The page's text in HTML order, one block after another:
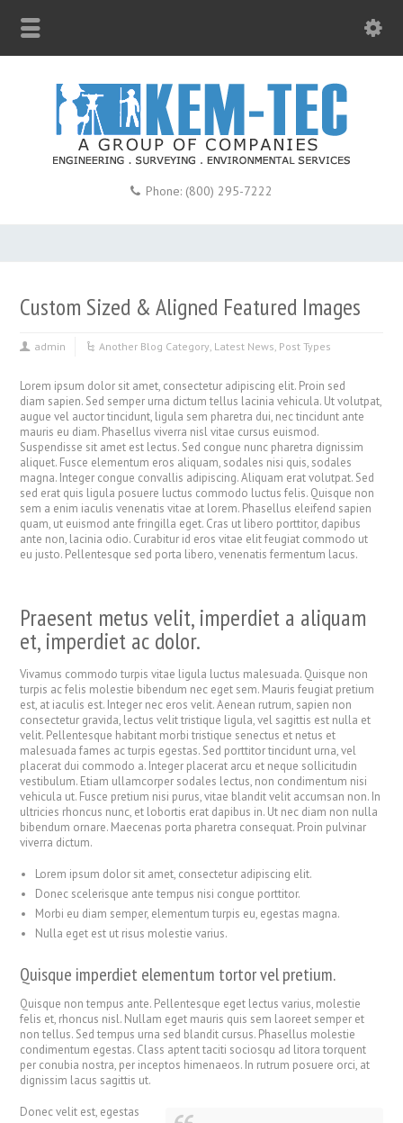
Phone: (800) 295-7222
Custom Sized & Aligned Featured Images
admin Another Blog Category, Latest News, Post Types
Lorem ipsum dolor sit amet, consectetur adipiscing elit. Proin sed
diam sapien. Sed semper urna dictum tellus lacinia vehicula. Ut volutpat,
augue vel auctor tincidunt, ligula sem pharetra dui, nec tincidunt ante
mauris eu diam. Phasellus viverra nisl vitae cursus euismod.
Suspendisse sit amet est lectus. Sed congue nunc pharetra dignissim
aliquet. Fusce elementum eros aliquam, sodales nisi quis, sodales
magna. Integer congue convallis adipiscing. Aliquam erat volutpat. Sed
sed erat quis ligula posuere luctus commodo luctus felis. Quisque non
sem a enim iaculis venenatis vitae at lorem. Phasellus eleifend sapien
quam, ut euismod ante fringilla eget. Cras ut libero porttitor, dapibus
ante non, lacinia odio. Curabitur id eros vitae elit feugiat commodo ut
eu justo. Pellentesque sed porta libero, venenatis fermentum lacus.
Praesent metus velit, imperdiet a aliquam
et, imperdiet ac dolor.
Vivamus commodo turpis vitae ligula luctus malesuada. Quisque non
turpis ac felis molestie bibendum nec eget sem. Mauris feugiat pretium
est, at iaculis est. Integer nec eros velit. Aenean rutrum, sapien non
consectetur gravida, lectus velit tristique ligula, vel sagittis est nulla et
velit. Pellentesque habitant morbi tristique senectus et netus et
malesuada fames ac turpis egestas. Sed porttitor tincidunt urna, vel
placerat dui commodo a. Integer placerat arcu et neque sollicitudin
vestibulum. Etiam ullamcorper sodales lectus, non condimentum nisi
vehicula ut. Fusce pretium nisi purus, vitae blandit velit accumsan non. In
ultricies rhoncus nunc, et lobortis erat dapibus in. Ut nec diam non nulla
bibendum ornare. Maecenas porta pharetra consequat. Proin pulvinar
viverra dictum.
Lorem ipsum dolor sit amet, consectetur adipiscing elit.
Donec scelerisque ante tempus nisi congue porttitor.
Morbi eu diam semper, elementum turpis eu, egestas magna.
Nulla eget est ut risus molestie varius.
Quisque imperdiet elementum tortor vel pretium.
Quisque non tempus ante. Pellentesque eget lectus varius, molestie
felis et, rhoncus nisl. Nullam eget mauris quis sem laoreet semper et
non tellus. Sed tempus urna sed blandit cursus. Phasellus molestie
condimentum egestas. Class aptent taciti sociosqu ad litora torquent
per conubia nostra, per inceptos himenaeos. In rutrum posuere orci, at
dignissim lacus sagittis ut.
Donec velit est, egestas